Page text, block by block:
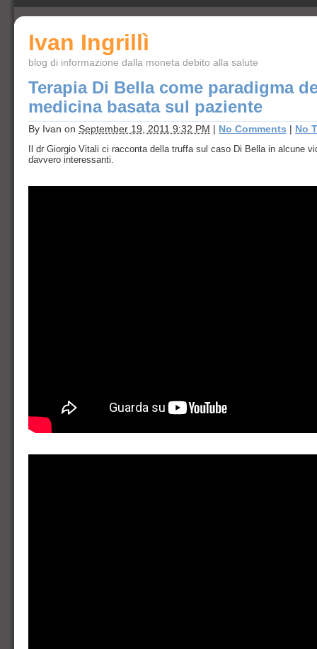
Ivan Ingrillì
blog di informazione dalla moneta debito alla salute
Terapia Di Bella come paradigma
medicina basata sul paziente
By Ivan on September 19, 2011 9:32 PM | No Comments | No
Il dr Giorgio Vitali ci racconta della truffa sul caso Di Bella in alcune
davvero interessanti.